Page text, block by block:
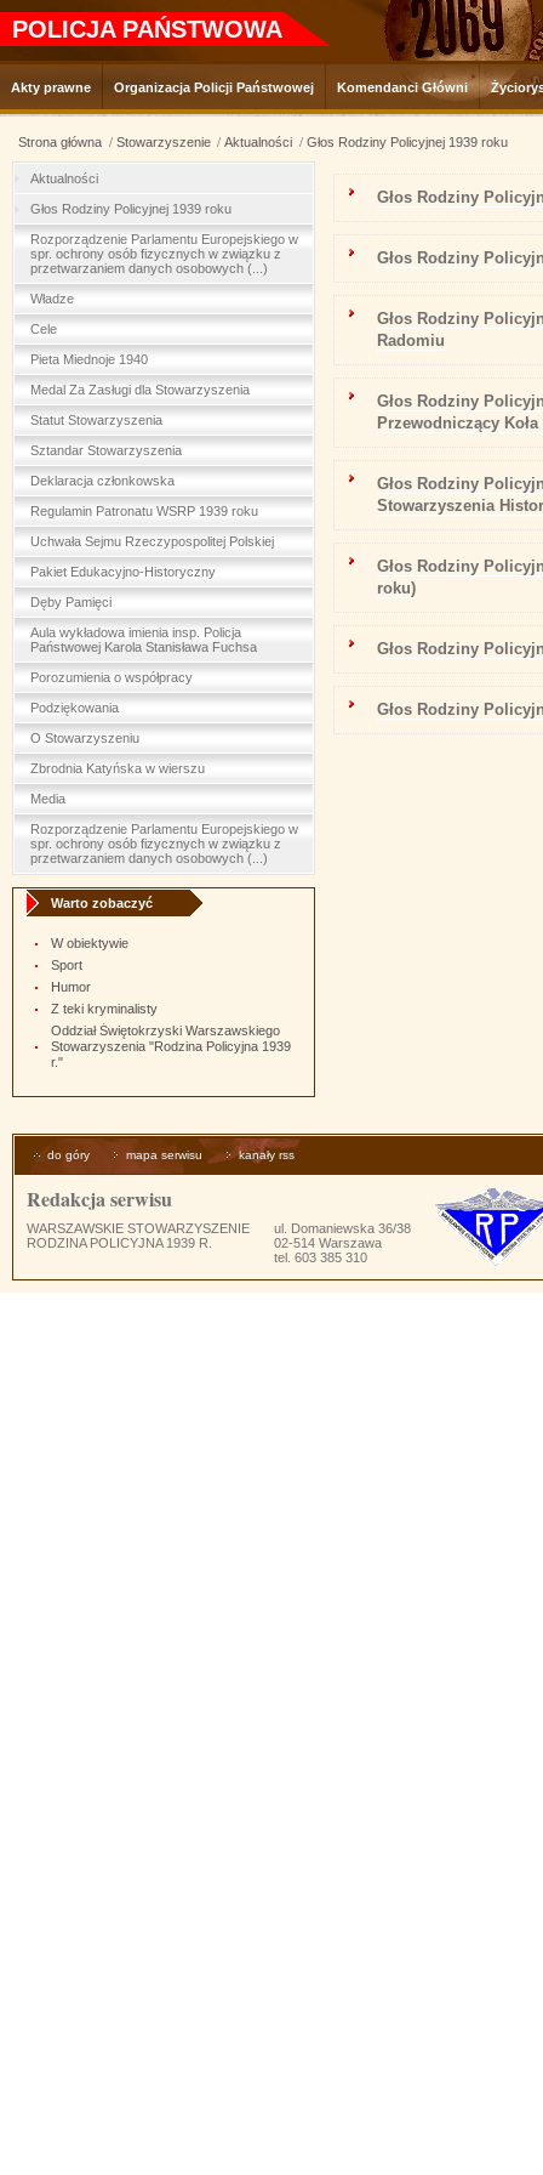
POLICJA PAŃSTWOWA
Akty prawne Organizacja Policji Państwowej Komendanci Główni
Strona główna Stowarzyszenie Aktualności Głos Rodziny Policyjnej 1939 roku
Aktualności
Głos Rodziny Policyjnej 1939 roku
Rozporządzenie Parlamentu Europejskiego w
spr. ochrony osób fizycznych w związku z
przetwarzaniem danych osobowych (...)
Władze
Cele
Pieta Miednoje 1940
Medal Za Zasługi dla Stowarzyszenia
Statut Stowarzyszenia
Sztandar Stowarzyszenia
Deklaracja członkowska
Regulamin Patronatu WSRP 1939 roku
Uchwała Sejmu Rzeczypospolitej Polskiej
Pakiet Edukacyjno-Historyczny
Dęby Pamięci
Aula wykładowa imienia insp. Policja
Państwowej Karola Stanisława Fuchsa
Porozumienia o współpracy
Podziękowania
O Stowarzyszeniu
Zbrodnia Katyńska w wierszu
Media
Rozporządzenie Parlamentu Europejskiego w
spr. ochrony osób fizycznych w związku z
przetwarzaniem danych osobowych (...)
Warto zobaczyć
W obiektywie
Sport
Humor
Z teki kryminalisty
Oddział Świętokrzyski Warszawskiego
Stowarzyszenia "Rodzina Policyjna 1939
r."
Głos Rodziny
Głos Rodziny
Głos Rodziny
Radomiu
Głos Rodziny
Przewodniczący
Głos Rodziny
Stowarzyszenia
Głos Rodziny
roku)
Głos Rodziny
Głos Rodziny
do góry mapa serwisu kanały rss
Redakcja serwisu
WARSZAWSKIE STOWARZYSZENIE
RODZINA POLICYJNA 1939 R.
ul. Domaniewska 36/38
02-514 Warszawa
tel. 603 385 310